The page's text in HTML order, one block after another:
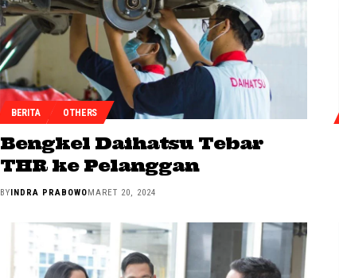
BERITA OTHERS
Bengkel Daihatsu Tebar
THR ke Pelanggan
BY INDRA PRABOWO MARET 20, 2024